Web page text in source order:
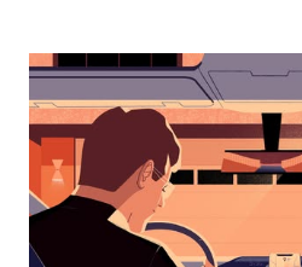
de
te
openen
een
datum
te
selecteren.